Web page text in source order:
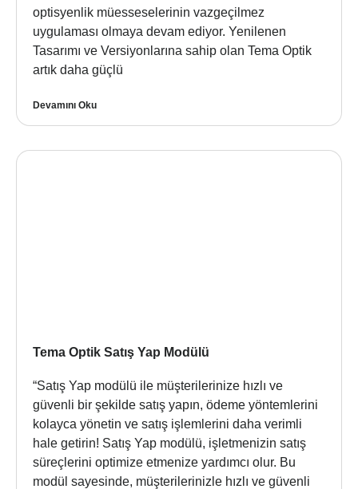
optisyenlik müesseselerinin vazgeçilmez
uygulaması olmaya devam ediyor. Yenilenen
Tasarımı ve Versiyonlarına sahip olan Tema Optik
artık daha güçlü
Devamını Oku
Tema Optik Satış Yap Modülü
“Satış Yap modülü ile müşterilerinize hızlı ve
güvenli bir şekilde satış yapın, ödeme yöntemlerini
kolayca yönetin ve satış işlemlerini daha verimli
hale getirin! Satış Yap modülü, işletmenizin satış
süreçlerini optimize etmenize yardımcı olur. Bu
modül sayesinde, müşterilerinizle hızlı ve güvenli